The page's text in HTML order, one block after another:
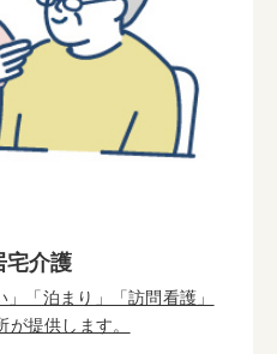
宅介護
「泊まり」「訪問看護」
が提供します。